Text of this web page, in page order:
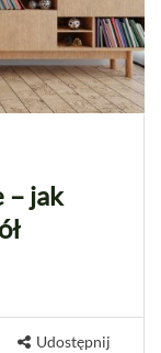
– jak
Udostępnij